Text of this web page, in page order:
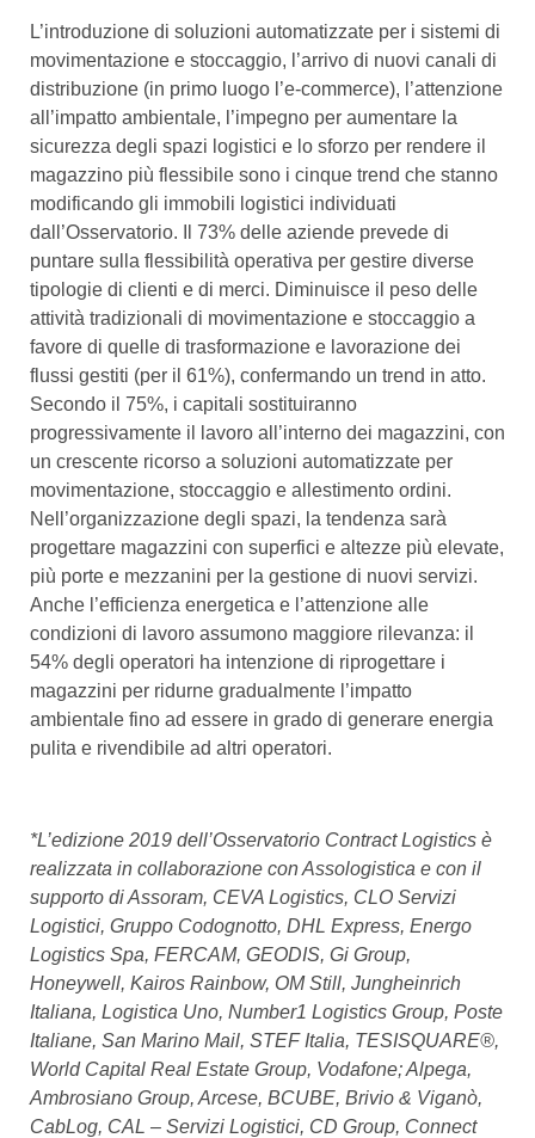
L’introduzione di soluzioni automatizzate per i sistemi di
movimentazione e stoccaggio, l’arrivo di nuovi canali di
distribuzione (in primo luogo l’e-commerce), l’attenzione
all’impatto ambientale, l’impegno per aumentare la
sicurezza degli spazi logistici e lo sforzo per rendere il
magazzino più flessibile sono i cinque trend che stanno
modificando gli immobili logistici individuati
dall’Osservatorio. Il 73% delle aziende prevede di
puntare sulla flessibilità operativa per gestire diverse
tipologie di clienti e di merci. Diminuisce il peso delle
attività tradizionali di movimentazione e stoccaggio a
favore di quelle di trasformazione e lavorazione dei
flussi gestiti (per il 61%), confermando un trend in atto.
Secondo il 75%, i capitali sostituiranno
progressivamente il lavoro all’interno dei magazzini, con
un crescente ricorso a soluzioni automatizzate per
movimentazione, stoccaggio e allestimento ordini.
Nell’organizzazione degli spazi, la tendenza sarà
progettare magazzini con superfici e altezze più elevate,
più porte e mezzanini per la gestione di nuovi servizi.
Anche l’efficienza energetica e l’attenzione alle
condizioni di lavoro assumono maggiore rilevanza: il
54% degli operatori ha intenzione di riprogettare i
magazzini per ridurne gradualmente l’impatto
ambientale fino ad essere in grado di generare energia
pulita e rivendibile ad altri operatori.
*L’edizione 2019 dell’Osservatorio Contract Logistics è
realizzata in collaborazione con Assologistica e con il
supporto di Assoram, CEVA Logistics, CLO Servizi
Logistici, Gruppo Codognotto, DHL Express, Energo
Logistics Spa, FERCAM, GEODIS, Gi Group,
Honeywell, Kairos Rainbow, OM Still, Jungheinrich
Italiana, Logistica Uno, Number1 Logistics Group, Poste
Italiane, San Marino Mail, STEF Italia, TESISQUARE®,
World Capital Real Estate Group, Vodafone; Alpega,
Ambrosiano Group, Arcese, BCUBE, Brivio & Viganò,
CabLog, CAL – Servizi Logistici, CD Group, Connect